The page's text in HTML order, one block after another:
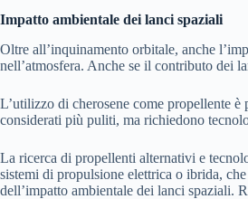
Impatto ambientale dei lanci spaziali
Oltre all’inquinamento orbitale, anche
nell’atmosfera. Anche se il contributo dei
L’utilizzo di cherosene come propellente
considerati più puliti, ma richiedono
La ricerca di propellenti alternativi e
sistemi di propulsione elettrica o ibrida,
dell’impatto ambientale dei lanci spaziali.